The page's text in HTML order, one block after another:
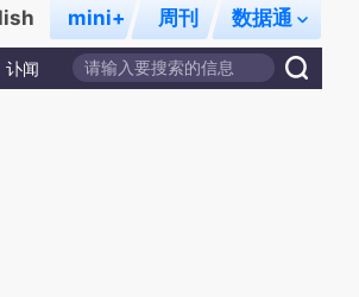
mini+ 周刊 数据通
讣闻